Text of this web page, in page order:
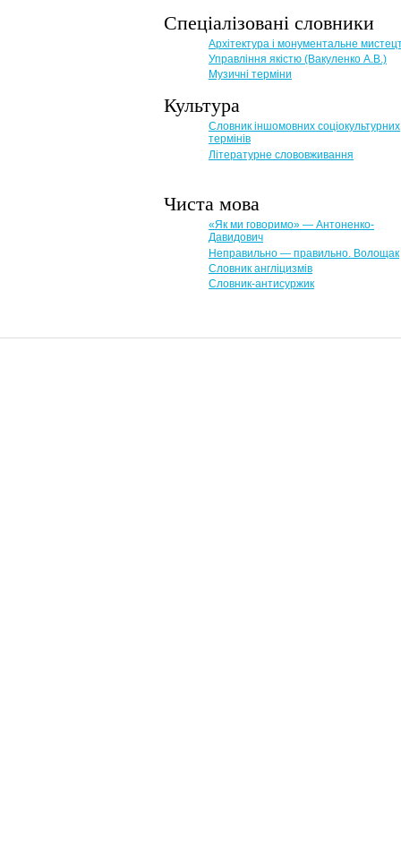
Спеціалізовані словники
Архітектура і монументальне
Управління якістю (Вакуленко А.В.)
Музичні терміни
Культура
Словник іншомовних соціокультурних
термінів
Літературне слововживання
Чиста мова
«Як ми говоримо» — Антоненко-
Давидович
Неправильно — правильно. Волощак
Словник англіцизмів
Словник-антисуржик